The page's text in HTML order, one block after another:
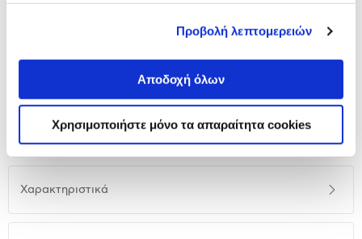
Προβολή λεπτομερειών
Αποδοχή όλων
Χρησιμοποιήστε μόνο τα απαραίτητα cookies
279,00 €
Προσθήκη
Αναλυτική
παρουσίαση
Αναλυτική παρουσίαση
Χαρακτηριστικά